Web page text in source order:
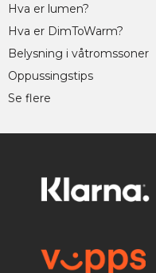
Hva er lumen?
Hva er DimToWarm?
Belysning i våtromssoner
Oppussingstips
Se flere